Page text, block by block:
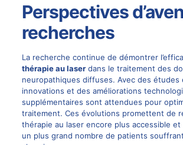
Perspectives
recherches
La recherche continue de démontrer
thérapie au laserdans le traitement des
neuropathiques diffuses. Avec des études
innovations et des améliorations
supplémentaires sont attendues pour
traitement. Ces évolutions promettent de
thérapie au laser encore plus accessible
un plus grand nombre de patients